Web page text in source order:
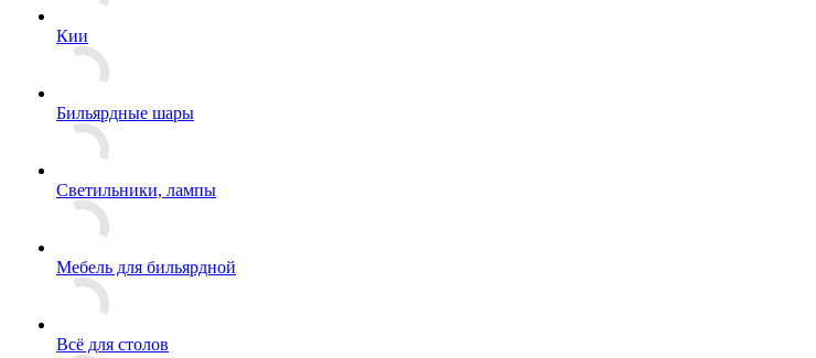
Кии
Бильярдные шары
Светильники, лампы
Мебель для бильярдной
Всё для столов